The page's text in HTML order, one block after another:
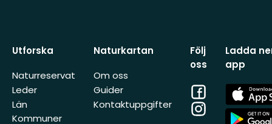
Utforska
Naturreservat
Leder
Län
Kommuner
Naturkartan
Om oss
Guider
Kontaktuppgifter
Följ
oss
Facebook
Instagram
Ladda
app
App
Store
App